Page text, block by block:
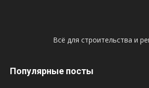
Всё для строительства и
Популярные посты